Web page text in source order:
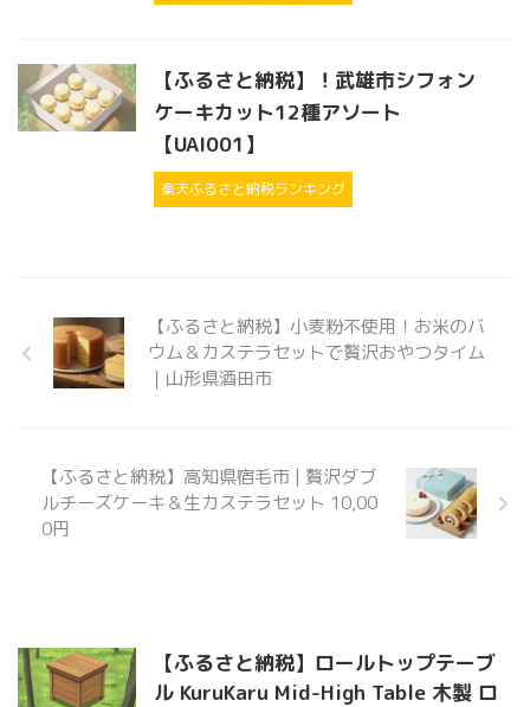
【ふるさと納税】！武雄市シフォン
ケーキカット12種アソート
【UAI001】
楽天ふるさと納税ランキング
【ふるさと納税】小麦粉不使用！お米のバ
ウム＆カステラセットで贅沢おやつタイム
｜山形県酒田市
【ふるさと納税】高知県宿毛市 | 贅沢ダブ
ルチーズケーキ＆生カステラセット 10,00
0円
【ふるさと納税】ロールトップテーブ
ル KuruKaru Mid-High Table 木製 ロ